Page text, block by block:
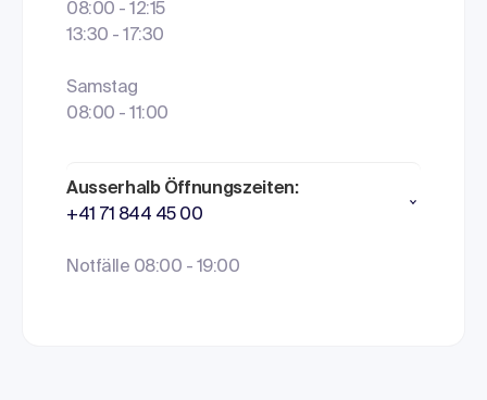
08:00 - 12:15
13:30 - 17:30
Samstag
08:00 - 11:00
Ausserhalb Öffnungszeiten:
+41 71 844 45 00
Notfälle 08:00 - 19:00